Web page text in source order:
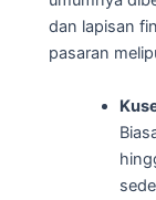
dan lapisan
pasaran